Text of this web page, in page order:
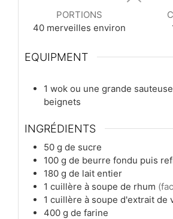
PORTIONS
40 merveilles environ
EQUIPMENT
1 wok ou une grande
beignets
INGRÉDIENTS
50 g de sucre
100 g de beurre fondu puis
180 g de lait entier
1 cuillère à soupe de rhum
1 cuillère à soupe d'extrait de
400 g de farine